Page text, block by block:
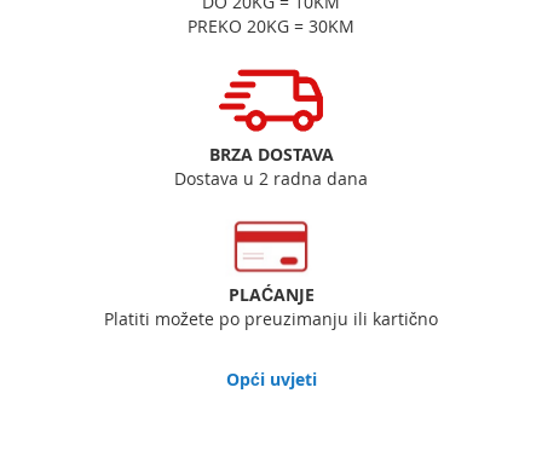
PREKO 20KG = 30KM
BRZA DOSTAVA
Dostava u 2 radna dana
PLAĆANJE
Platiti možete po preuzimanju ili kartično
Opći uvjeti